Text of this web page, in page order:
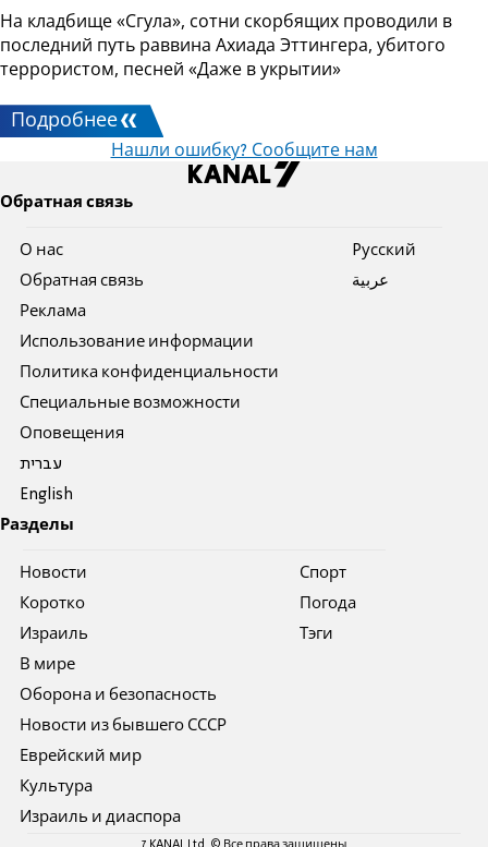
На кладбище «Сгула», сотни скорбящих проводили в
последний путь раввина Ахиада Эттингера, убитого
террористом, песней «Даже в укрытии»
Подробнее
Нашли ошибку? Сообщите нам
Обратная связь
О нас
Обратная связь
Реклама
Использование информации
Политика конфиденциальности
Специальные возможности
Оповещения
עברית
English
Pусский
عربية
Разделы
Новости
Коротко
Израиль
В мире
Оборона и безопасность
Новости из бывшего СССР
Еврейский мир
Культура
Израиль и диаспора
Спорт
Погода
Тэги